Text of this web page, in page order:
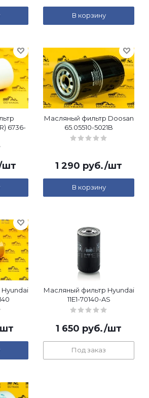
В корзину
6736-
шт
Масляный фильтр Doosan
65.05510-5021B
1 290 руб./шт
В корзину
Масляный фильтр Hyundai
11E1-70140-AS
1 650 руб./шт
Под заказ